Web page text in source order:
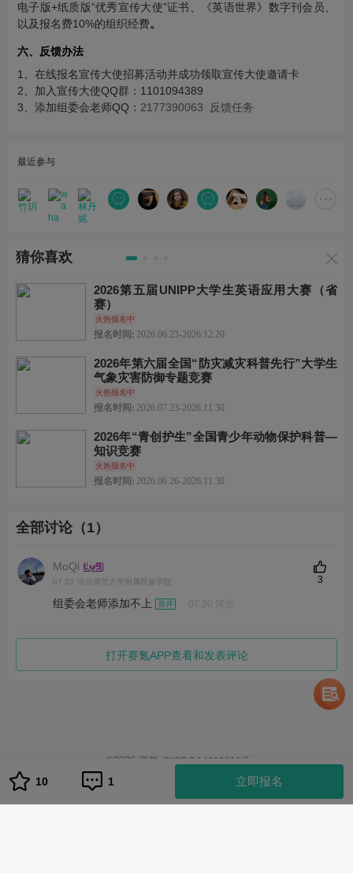
电子版+纸质版“优秀宣传大使”证书、《英语世界》数字刊会员、
以及报名费10%的组织经费。
六、反馈办法
1、在线报名宣传大使招募活动并成功领取宣传大使邀请卡
2、加入宣传大使QQ群：1101094389
3、添加组委会老师QQ： 2177390063 反馈任务
最近参与
猜你喜欢
2026第五届UNIPP大学生英语应用大赛（省
赛）
火热报名中
报名时间: 2026.06.23-2026.12.20
2026年第六届全国“防灾减灾科普先行”大学生
气象灾害防御专题竞赛
火热报名中
报名时间: 2026.07.23-2026.11.30
2026年“青创护生”全国青少年动物保护科普—
知识竞赛
火热报名中
报名时间: 2026.06.26-2026.11.30
全部讨论（1）
MoQi
07.20 河北师范大学附属民族学院
组委会老师添加不上 07.20 河北
3
打开赛氪APP查看和发表评论
10 1 立即报名
©2026 赛氪 京ICP备14013810号